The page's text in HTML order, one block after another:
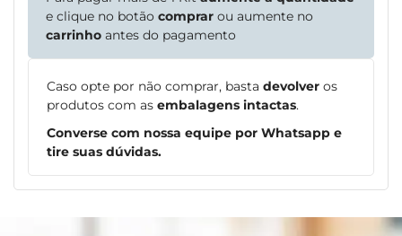
e clique no botão comprar ou aumente no
carrinho antes do pagamento
Caso opte por não comprar, basta devolver os
produtos com as embalagens intactas.
Converse com nossa equipe por Whatsapp e
tire suas dúvidas.